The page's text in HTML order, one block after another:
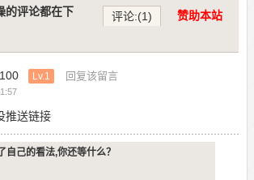
评论:(1) 赞助本站
的评论都在下
Lv.1 回复该留言
推送链接
自己的看法,你还等什么？